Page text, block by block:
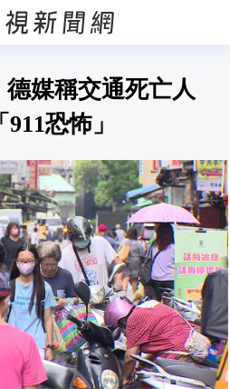
媒稱交通死亡人
恐怖」